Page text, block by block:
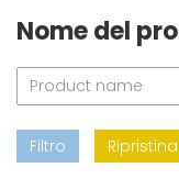
Nome del
Filtro Ripristina